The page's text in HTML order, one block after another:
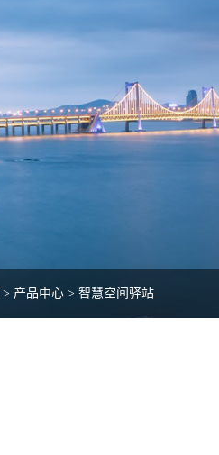
> 产品中心 > 智慧空间驿站